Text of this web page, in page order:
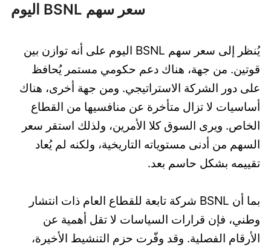
سعر سهم BSNL اليوم
يُنظر إلى سعر سهم BSNL اليوم على أنه توازن بين
قوتين. من جهة، هناك دعم حكومي مستمر يُحافظ
على دور الشركة الاستراتيجي. ومن جهة أخرى، هناك
أساسيات لا تزال متأخرة عن منافسيها من القطاع
الخاص. ويرى السوق كلا الأمرين، ولذلك استقر سعر
السهم من أدنى مستوياته التاريخية، ولكنه لم يُعاد
تقييمه بشكل حاسم بعد.
بما أن BSNL شركة تابعة للقطاع العام ذات انتشار
وطني، فإن قرارات السياسات لا تقل أهمية عن
الأرقام الفصلية. وقد وفّرت حزم التنشيط الأخيرة،